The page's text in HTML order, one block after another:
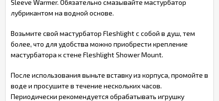
Sleeve Warmer. Обязательно смазывайте мастурбатор
лубрикантом на водной основе.
Возьмите свой мастурбатор Fleshlight с собой в душ, тем
более, что для удобства можно приобрести крепление
мастурбатора к стене Fleshlight Shower Mount.
После использования выньте вставку из корпуса, промойте в
воде и просушите в течение нескольких часов.
Периодически рекомендуется обрабатывать игрушку